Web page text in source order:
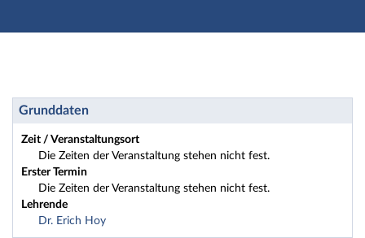
Hauptnavigation
Fußzeile
Studienvorbereitung: 2018HA1-89
Grunddaten
Zeit / Veranstaltungsort
Die Zeiten der Veranstaltung stehen nicht fest.
Erster Termin
Die Zeiten der Veranstaltung stehen nicht fest.
Lehrende
Dr. Erich Hoy